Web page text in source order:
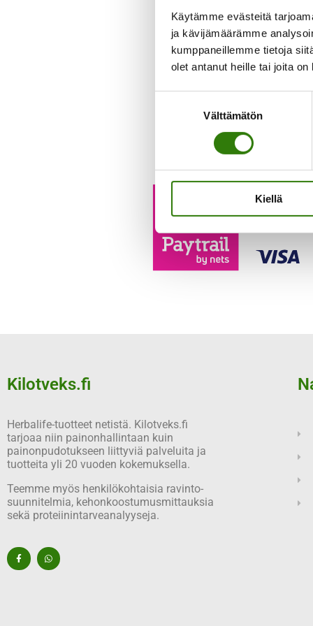
Käytämme evästeitä
ja kävijämäärämme
kumppaneillemme tietoja
olet antanut heille tai joita
Välttämätön
Kiellä
Voit
Kilotveks.fi
Herbalife-tuotteet netistä. Kilotveks.fi
tarjoaa niin painonhallintaan kuin
painonpudotukseen liittyviä palveluita ja
tuotteita yli 20 vuoden kokemuksella.
Teemme myös henkilökohtaisia ravinto-
suunnitelmia, kehonkoostumusmittauksia
sekä proteiinintarveanalyyseja.